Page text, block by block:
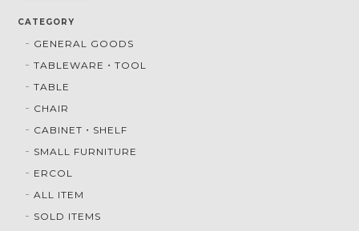
CATEGORY
GENERAL GOODS
TABLEWARE・TOOL
TABLE
CHAIR
CABINET・SHELF
SMALL FURNITURE
ERCOL
ALL ITEM
SOLD ITEMS